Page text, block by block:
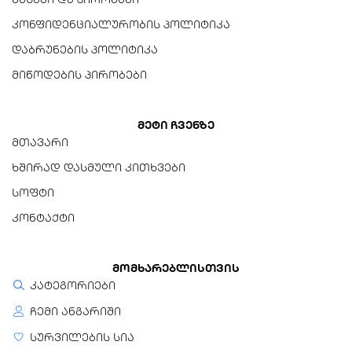
მუშაობის ტემპერატურის
დიაპაზონი
(განმუხტვა), 0°C-დან 45°C-
კონფიდენციალურობის პოლიტიკა
დაბრუნების პოლიტიკა
მიწოდების პირობები
მეტი ჩვენზე
მთავარი
ხშირად დასმული კითხვები
სოფტი
კონტაქტი
მომხარებლისთვის
კატეგორიები
ჩემი ანგარიში
სურვილების სია